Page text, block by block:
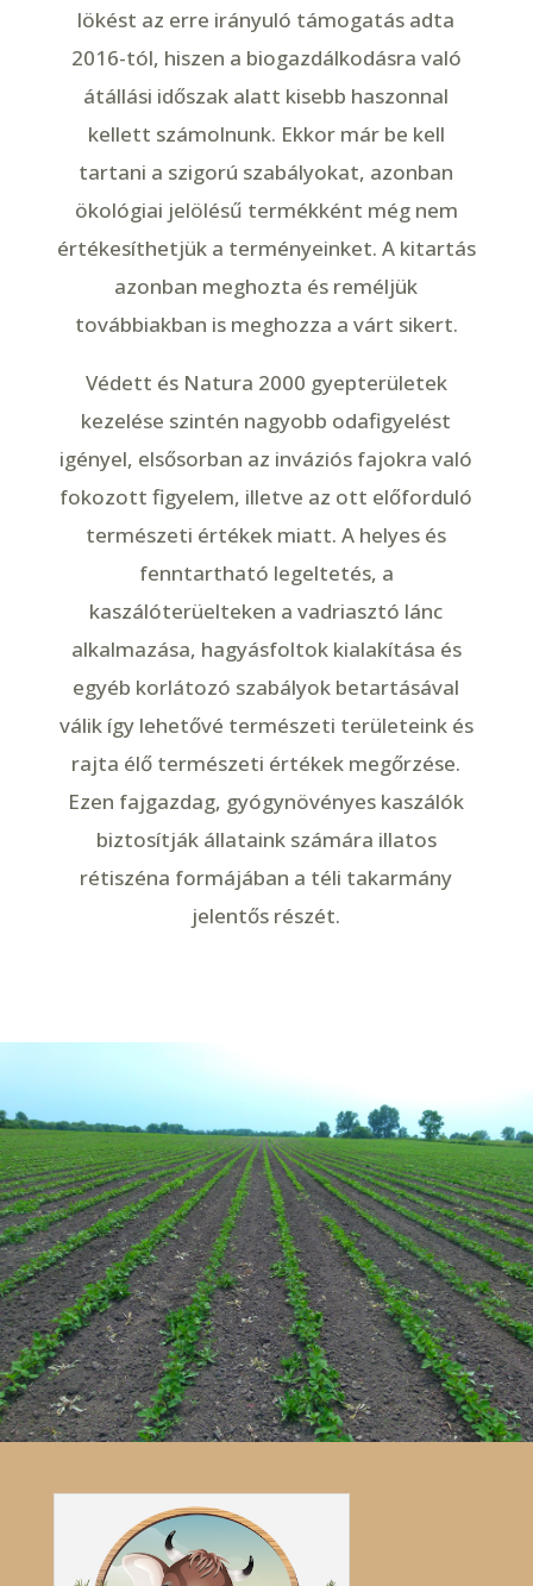
lökést az erre irányuló támogatás adta
2016-tól, hiszen a biogazdálkodásra való
átállási időszak alatt kisebb haszonnal
kellett számolnunk. Ekkor már be kell
tartani a szigorú szabályokat, azonban
ökológiai jelölésű termékként még nem
értékesíthetjük a terményeinket. A kitartás
azonban meghozta és reméljük
továbbiakban is meghozza a várt sikert.
Védett és Natura 2000 gyepterületek
kezelése szintén nagyobb odafigyelést
igényel, elsősorban az inváziós fajokra való
fokozott figyelem, illetve az ott előforduló
természeti értékek miatt. A helyes és
fenntartható legeltetés, a
kaszálóterüelteken a vadriasztó lánc
alkalmazása, hagyásfoltok kialakítása és
egyéb korlátozó szabályok betartásával
válik így lehetővé természeti területeink és
rajta élő természeti értékek megőrzése.
Ezen fajgazdag, gyógynövényes kaszálók
biztosítják állataink számára illatos
rétiszéna formájában a téli takarmány
jelentős részét.